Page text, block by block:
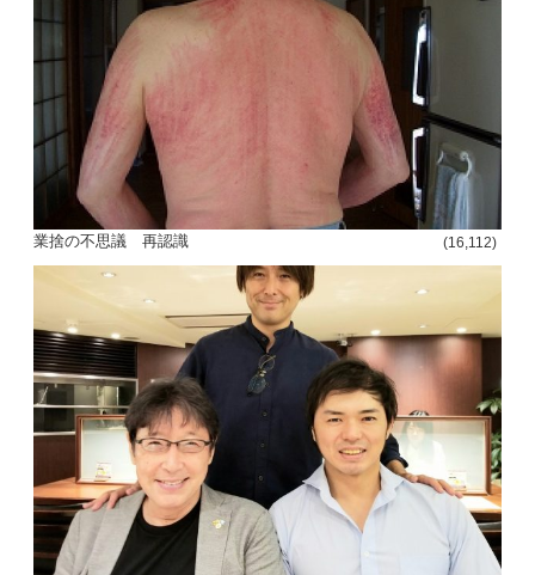
業捨の不思議 再認識 (16,112)